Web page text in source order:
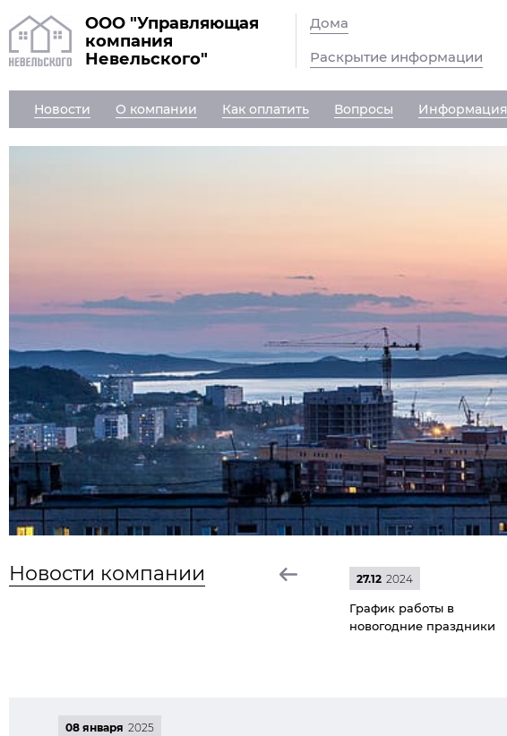
ООО "Управляющая
компания
Невельского"
Дома
Раскрытие информации
Новости О компании Как оплатить Вопросы Информация
Новости компании 27.12 2024
График работы в
новогодние праздники
08 января 2025